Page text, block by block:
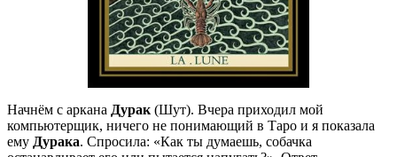
Начнём с аркана Дурак (Шут). Вчера приходил мой
компьютерщик, ничего не понимающий в Таро и я показала
ему Дурака. Спросила: «Как ты думаешь, собачка